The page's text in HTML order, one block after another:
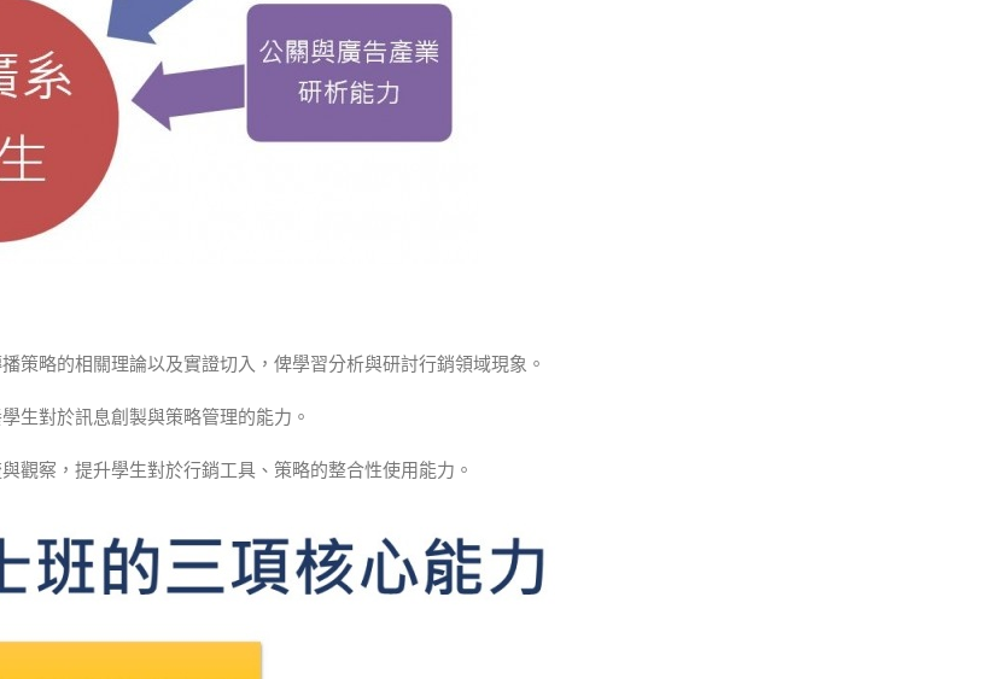
策略的相關理論以及實證切入，俾學習分析與研討行銷領域現象。
生對於訊息創製與策略管理的能力。
觀察，提升學生對於行銷工具、策略的整合性使用能力。